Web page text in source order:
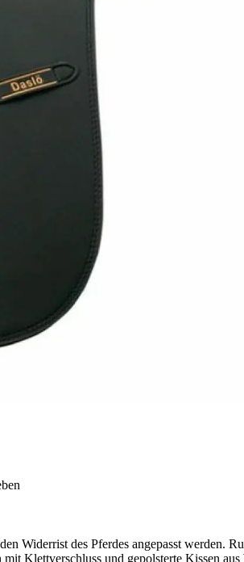
Widerrist des Pferdes angepasst werden.
Klettverschluss und gepolsterte Kissen